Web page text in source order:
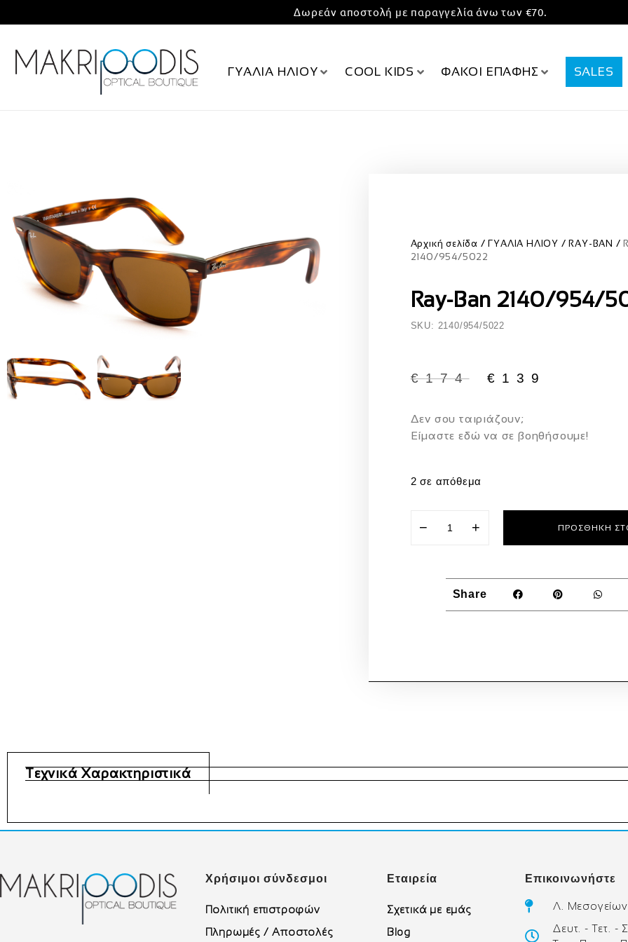
Δωρεάν αποστολή με παραγγελία άνω των €70.
ΓΥΑΛΙΑ ΗΛΙΟΥ COOL KIDS ΦΑΚΟΙ ΕΠΑΦΗΣ SALES
Αρχική σελίδα ΓΥΑΛΙΑ ΗΛΙΟΥ RAY-BAN
2140/954/5022
Ray-Ban 2140/954/
SKU: 2140/954/5022
€174 € 139
Δεν σου ταιριάζουν;
Eίμαστε εδώ να σε βοηθήσουμε!
2 σε απόθεμα
− + ΠΡΟΣΘΉΚΗ
Share
Τεχνικά Χαρακτηριστικά
Χρήσιμοι σύνδεσμοι
Πολιτική επιστροφών
Πληρωμές / Αποστολές
Εταιρεία
Σχετικά με εμάς
Blog
Επικοινωνήστε
Λ.
Δευτ. - Τετ. -